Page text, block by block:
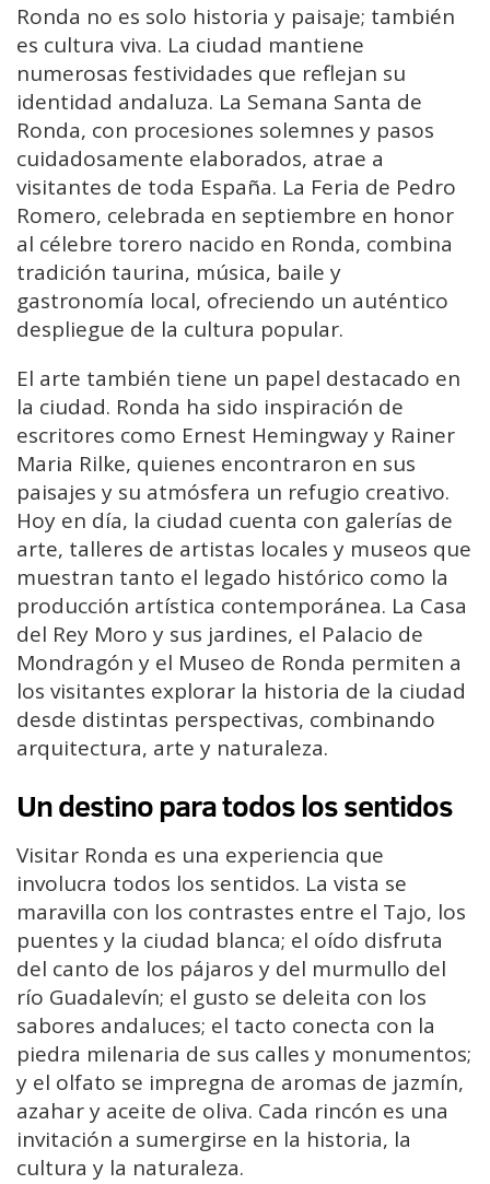
Ronda no es solo historia y paisaje; también
es cultura viva. La ciudad mantiene
numerosas festividades que reflejan su
identidad andaluza. La Semana Santa de
Ronda, con procesiones solemnes y pasos
cuidadosamente elaborados, atrae a
visitantes de toda España. La Feria de Pedro
Romero, celebrada en septiembre en honor
al célebre torero nacido en Ronda, combina
tradición taurina, música, baile y
gastronomía local, ofreciendo un auténtico
despliegue de la cultura popular.
El arte también tiene un papel destacado en
la ciudad. Ronda ha sido inspiración de
escritores como Ernest Hemingway y Rainer
Maria Rilke, quienes encontraron en sus
paisajes y su atmósfera un refugio creativo.
Hoy en día, la ciudad cuenta con galerías de
arte, talleres de artistas locales y museos que
muestran tanto el legado histórico como la
producción artística contemporánea. La Casa
del Rey Moro y sus jardines, el Palacio de
Mondragón y el Museo de Ronda permiten a
los visitantes explorar la historia de la ciudad
desde distintas perspectivas, combinando
arquitectura, arte y naturaleza.
Un destino para todos los sentidos
Visitar Ronda es una experiencia que
involucra todos los sentidos. La vista se
maravilla con los contrastes entre el Tajo, los
puentes y la ciudad blanca; el oído disfruta
del canto de los pájaros y del murmullo del
río Guadalevín; el gusto se deleita con los
sabores andaluces; el tacto conecta con la
piedra milenaria de sus calles y monumentos;
y el olfato se impregna de aromas de jazmín,
azahar y aceite de oliva. Cada rincón es una
invitación a sumergirse en la historia, la
cultura y la naturaleza.